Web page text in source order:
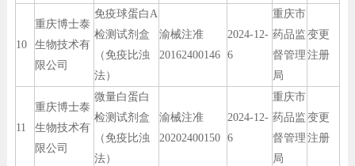
10
重庆博士泰
生物技术有
限公司
免疫球蛋白A
检测试剂盒
（免疫比浊
法）
渝械注准
20162400146
2024-12-
6
重庆市
药品监
督管理
局
变更
注册
11
重庆博士泰
生物技术有
限公司
微量白蛋白
检测试剂盒
（免疫比浊
法）
渝械注准
20202400150
2024-12-
6
重庆市
药品监
督管理
局
变更
注册